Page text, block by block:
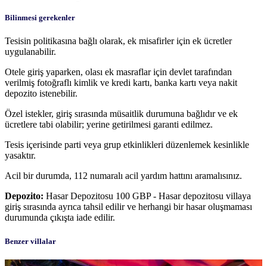
Bilinmesi gerekenler
Tesisin politikasına bağlı olarak, ek misafirler için ek ücretler
uygulanabilir.
Otele giriş yaparken, olası ek masraflar için devlet tarafından
verilmiş fotoğraflı kimlik ve kredi kartı, banka kartı veya nakit
depozito istenebilir.
Özel istekler, giriş sırasında müsaitlik durumuna bağlıdır ve ek
ücretlere tabi olabilir; yerine getirilmesi garanti edilmez.
Tesis içerisinde parti veya grup etkinlikleri düzenlemek kesinlikle
yasaktır.
Acil bir durumda, 112 numaralı acil yardım hattını aramalısınız.
Depozito: Hasar Depozitosu 100 GBP - Hasar depozitosu villaya
giriş sırasında ayrıca tahsil edilir ve herhangi bir hasar oluşmaması
durumunda çıkışta iade edilir.
Benzer villalar